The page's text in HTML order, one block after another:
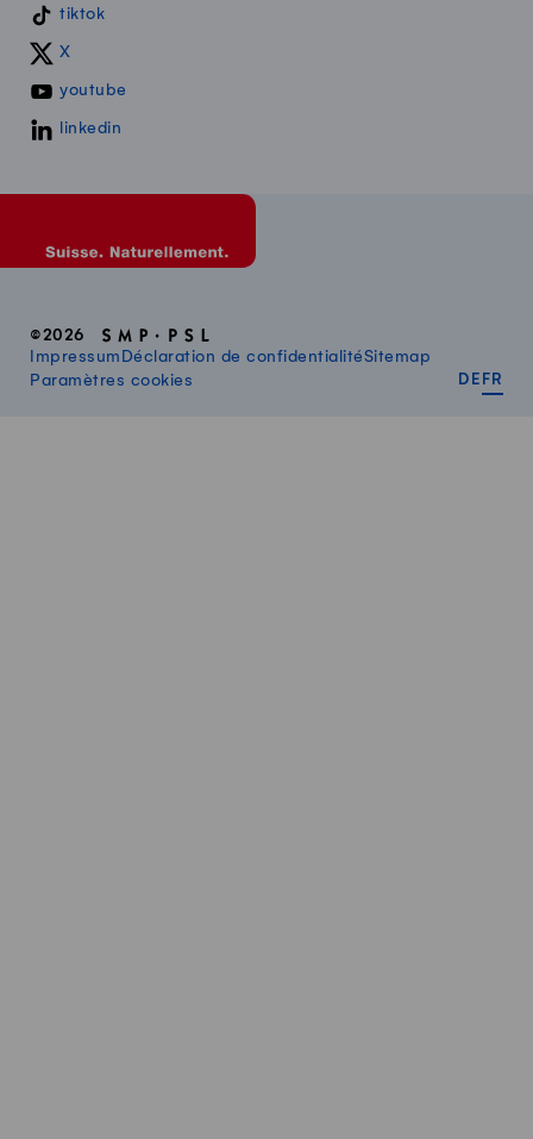
tiktok
X
youtube
linkedin
©2026
Impressum Déclaration de confidentialitéSitemap
Paramètres cookies
DE FR